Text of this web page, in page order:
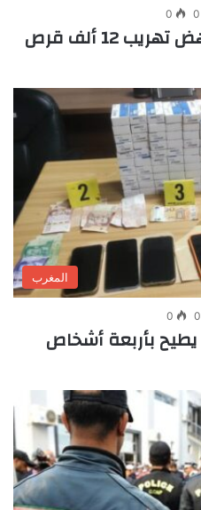
0
0
تنسيق أمني بتطوان يجهض تهريب 12 ألف قرص
المغرب
0
0
بأربعة أشخاص